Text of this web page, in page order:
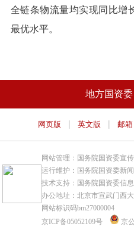
全链条物流量均实现同比增
最优水平。
地方国资委
网页版 | 英文版 | 邮箱
网站管理：国务院国资委宣
运行维护：国务院国资委新
技术支持：国务院国资委信
办公地址：北京市宣武门西
网站标识码bm27000004
京ICP备05052109号
京